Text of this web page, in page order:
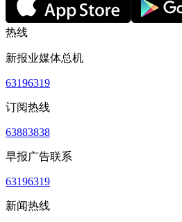
热线
新报业媒体总机
63196319
订阅热线
63883838
早报广告联系
63196319
新闻热线